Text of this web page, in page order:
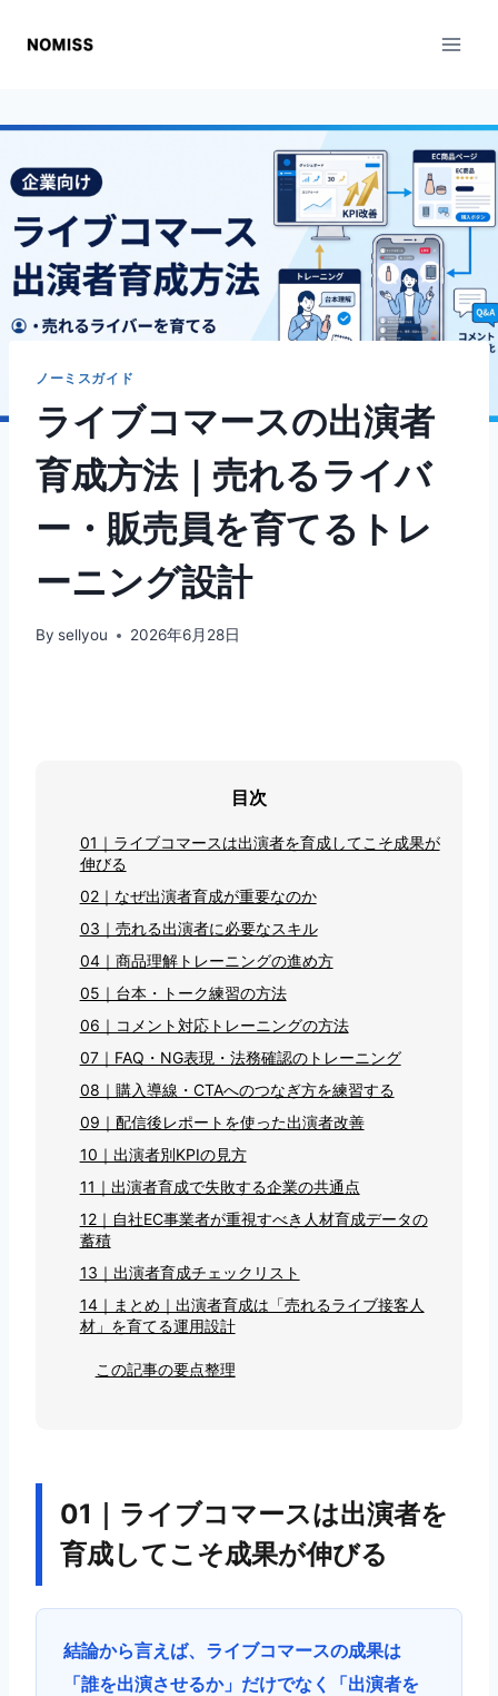
キ
ッ
プ
ノーミスガイド
ライブコマースの出演者
育成方法｜売れるライバ
ー・販売員を育てるトレ
ーニング設計
By sellyou 2026年6月28日
目次
01｜ライブコマースは出演者を育成してこそ成果が
伸びる
02｜なぜ出演者育成が重要なのか
03｜売れる出演者に必要なスキル
04｜商品理解トレーニングの進め方
05｜台本・トーク練習の方法
06｜コメント対応トレーニングの方法
07｜FAQ・NG表現・法務確認のトレーニング
08｜購入導線・CTAへのつなぎ方を練習する
09｜配信後レポートを使った出演者改善
10｜出演者別KPIの見方
11｜出演者育成で失敗する企業の共通点
12｜自社EC事業者が重視すべき人材育成データの
蓄積
13｜出演者育成チェックリスト
14｜まとめ｜出演者育成は「売れるライブ接客人
材」を育てる運用設計
この記事の要点整理
01｜ライブコマースは出演者を
育成してこそ成果が伸びる
結論から言えば、ライブコマースの成果は
「誰を出演させるか」だけでなく「出演者を